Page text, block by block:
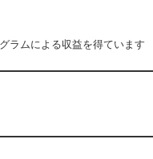
ラムによる収益を得ています